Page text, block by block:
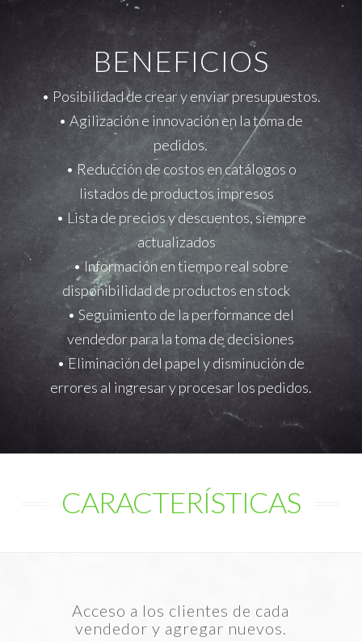
BENEFICIOS
• Posibilidad de crear y enviar presupuestos.
• Agilización e innovación en la toma de
pedidos.
• Reducción de costos en catálogos o
listados de productos impresos
• Lista de precios y descuentos, siempre
actualizados
• Información en tiempo real sobre
disponibilidad de productos en stock
• Seguimiento de la performance del
vendedor para la toma de decisiones
• Eliminación del papel y disminución de
errores al ingresar y procesar los pedidos.
CARACTERÍSTICAS
Acceso a los clientes de cada
vendedor y agregar nuevos.